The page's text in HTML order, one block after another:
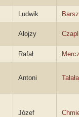
Ludwik
Alojzy
Rafał
Antoni
Józef